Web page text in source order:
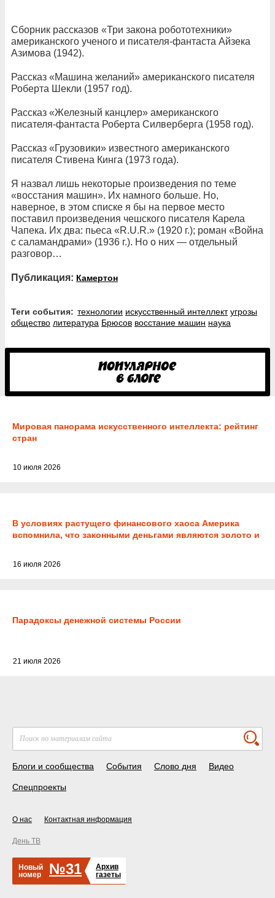
Сборник рассказов «Три закона робототехники»
американского ученого и писателя-фантаста Айзека
Азимова (1942).
Рассказ «Машина желаний» американского писателя
Роберта Шекли (1957 год).
Рассказ «Железный канцлер» американского
писателя-фантаста Роберта Силверберга (1958 год).
Рассказ «Грузовики» известного американского
писателя Стивена Кинга (1973 года).
Я назвал лишь некоторые произведения по теме
«восстания машин». Их намного больше. Но,
наверное, в этом списке я бы на первое место
поставил произведения чешского писателя Карела
Чапека. Их два: пьеса «R.U.R.» (1920 г.); роман «Война
с саламандрами» (1936 г.). Но о них — отдельный
разговор…
Публикация: Камертон
Теги события: технологии искусственный интеллект угрозы
общество литература Брюсов восстание машин наука
Мировая панорама искусственного интеллекта: рейтинг
стран
10 июля 2026
В условиях растущего финансового хаоса Америка
вспомнила, что законными деньгами являются золото и
16 июля 2026
Парадоксы денежной системы России
21 июля 2026
Блоги и сообщества События Слово дня Видео
Спецпроекты
О нас Контактная информация
День ТВ
Новый
номер
№31
Архив
газеты